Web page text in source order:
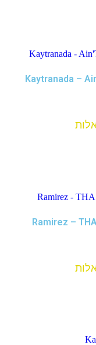
Kaytranada –
Ramirez –